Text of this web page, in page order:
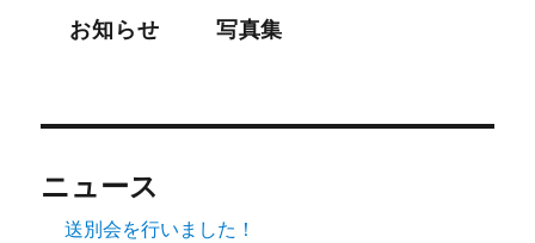
お知らせ 写真集
ニュース
送別会を行いました！